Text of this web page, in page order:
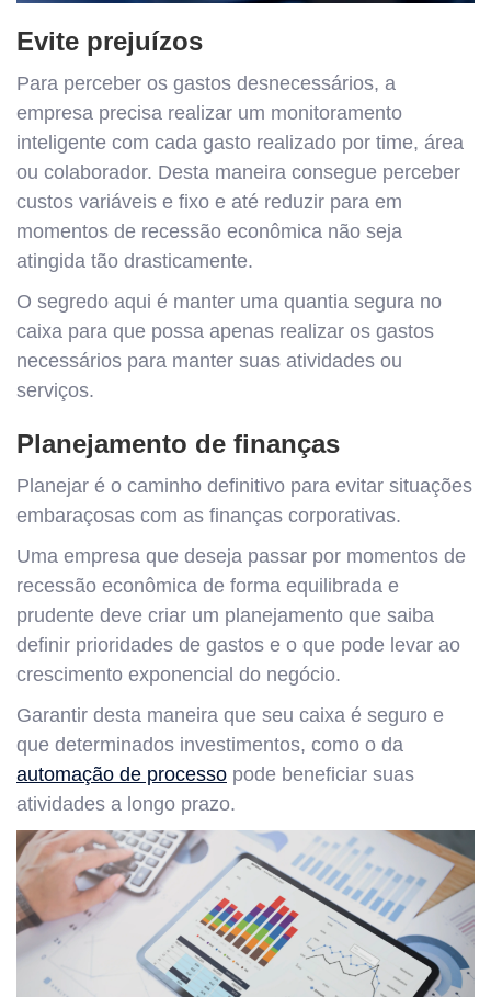
Evite prejuízos
Para perceber os gastos desnecessários, a
empresa precisa realizar um monitoramento
inteligente com cada gasto realizado por time, área
ou colaborador. Desta maneira consegue perceber
custos variáveis e fixo e até reduzir para em
momentos de recessão econômica não seja
atingida tão drasticamente.
O segredo aqui é manter uma quantia segura no
caixa para que possa apenas realizar os gastos
necessários para manter suas atividades ou
serviços.
Planejamento de finanças
Planejar é o caminho definitivo para evitar situações
embaraçosas com as finanças corporativas.
Uma empresa que deseja passar por momentos de
recessão econômica de forma equilibrada e
prudente deve criar um planejamento que saiba
definir prioridades de gastos e o que pode levar ao
crescimento exponencial do negócio.
Garantir desta maneira que seu caixa é seguro e
que determinados investimentos, como o da
automação de processo pode beneficiar suas
atividades a longo prazo.